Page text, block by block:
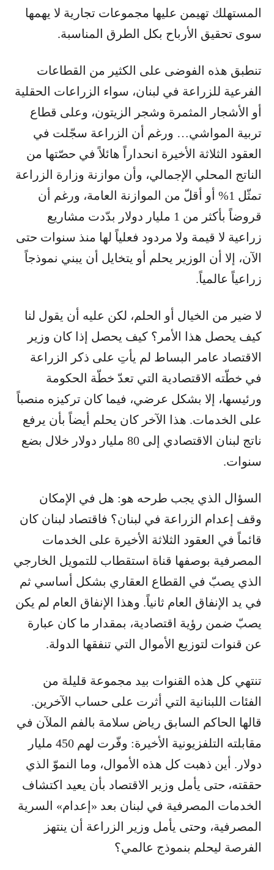
المستهلك تهيمن عليها مجموعات تجارية لا يهمها
سوى تحقيق الأرباح بكل الطرق المناسبة.
تنطبق هذه الفوضى على الكثير من القطاعات
الفرعية للزراعة في لبنان، سواء الزراعات الحقلية
أو الأشجار المثمرة وشجر الزيتون، وعلى قطاع
تربية المواشي… ورغم أن الزراعة سجّلت في
العقود الثلاثة الأخيرة انحداراً هائلاً في حصّتها من
الناتج المحلي الإجمالي، وأن موازنة وزارة الزراعة
تمثّل 1% أو أقلّ من الموازنة العامة، ورغم أن
قروضاً بأكثر من 1 مليار دولار بدّدت مشاريع
زراعية لا قيمة ولا مردود فعلياً لها منذ سنوات حتى
الآن، إلا أن الوزير يحلم أو يتخايل أن يبني نموذجاً
زراعياً عالمياً.
لا ضير من الخيال أو الحلم، لكن عليه أن يقول لنا
كيف يحصل هذا الأمر؟ كيف يحصل إذا كان وزير
الاقتصاد عامر البساط لم يأتِ على ذكر الزراعة
في خطّته الاقتصادية التي تعدّ خطّة الحكومة
ورئيسها، إلا بشكل عرضي، فيما كان تركيزه منصباً
على الخدمات. هذا الآخر كان يحلم أيضاً بأن يرفع
ناتج لبنان الاقتصادي إلى 80 مليار دولار خلال بضع
سنوات.
السؤال الذي يجب طرحه هو: هل في الإمكان
وقف إعدام الزراعة في لبنان؟ فاقتصاد لبنان كان
قائماً في العقود الثلاثة الأخيرة على الخدمات
المصرفية بوصفها قناة استقطاب للتمويل الخارجي
الذي يصبّ في القطاع العقاري بشكل أساسي ثم
في يد الإنفاق العام ثانياً. وهذا الإنفاق العام لم يكن
يصبّ ضمن رؤية اقتصادية، بمقدار ما كان عبارة
عن قنوات لتوزيع الأموال التي تنفقها الدولة.
تنتهي كل هذه القنوات بيد مجموعة قليلة من
الفئات اللبنانية التي أثرت على حساب الآخرين.
قالها الحاكم السابق رياض سلامة بالفم الملآن في
مقابلته التلفزيونية الأخيرة: وفّرت لهم 450 مليار
دولار. أين ذهبت كل هذه الأموال، وما النموّ الذي
حققته، حتى يأمل وزير الاقتصاد بأن يعيد اكتشاف
الخدمات المصرفية في لبنان بعد «إعدام» السرية
المصرفية، وحتى يأمل وزير الزراعة أن ينتهز
الفرصة ليحلم بنموذج عالمي؟